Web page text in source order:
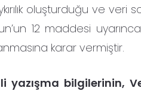
oluşturduğu ve veri
12 maddesi
karar vermiştir.
yazışma bilgilerinin,